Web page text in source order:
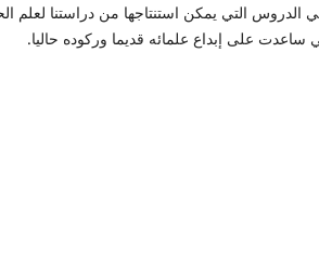
الدروس التي يمكن استنتاجها من دراستنا لعلم
ساعدت على إبداع علمائه قديما وركوده حاليا.